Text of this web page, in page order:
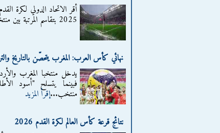
أقر الاتحاد الدولي لكرة
2025 بتقاسم المرتبة بين منتخبي السعودية والإمارات، وذلك عقب القرار...
نهائي كأس العرب: المغرب يتحصّن بالتاريخ
فبينما يتسلح "أسود
منتخب...إقرأ المزيد
نتائج قرعة كأس العالم لكرة القدم 2026